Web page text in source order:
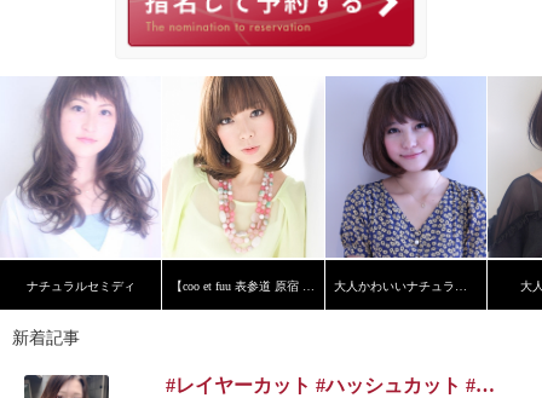
ナチュラルセミディ 【coo et fuu 表参道 原宿 青山】フレンチボブ 藤 大人かわいいナチュラルボブ 大
新着記事
#レイヤーカット #ハッシュカット #くびれヘア #カーテンバング #インナーカラー